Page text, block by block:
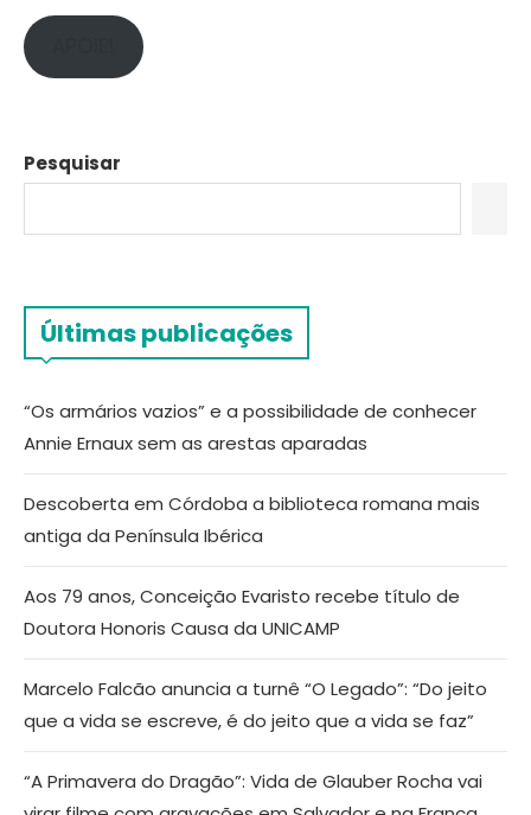
Pesquisar
Últimas publicações
“Os armários vazios” e a possibilidade de conhecer
Annie Ernaux sem as arestas aparadas
Descoberta em Córdoba a biblioteca romana mais
antiga da Península Ibérica
Aos 79 anos, Conceição Evaristo recebe título de
Doutora Honoris Causa da UNICAMP
Marcelo Falcão anuncia a turnê “O Legado”: “Do jeito
que a vida se escreve, é do jeito que a vida se faz”
“A Primavera do Dragão”: Vida de Glauber Rocha vai